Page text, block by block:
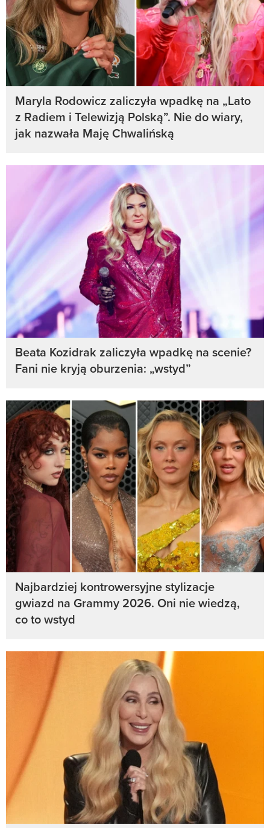
Maryla Rodowicz zaliczyła wpadkę na „Lato
z Radiem i Telewizją Polską”. Nie do wiary,
jak nazwała Maję Chwalińską
Beata Kozidrak zaliczyła wpadkę na scenie?
Fani nie kryją oburzenia: „wstyd”
Najbardziej kontrowersyjne stylizacje
gwiazd na Grammy 2026. Oni nie wiedzą,
co to wstyd